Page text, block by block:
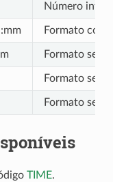
Número
Formato
Formato sem
Formato sem
Formato sem
TIME.